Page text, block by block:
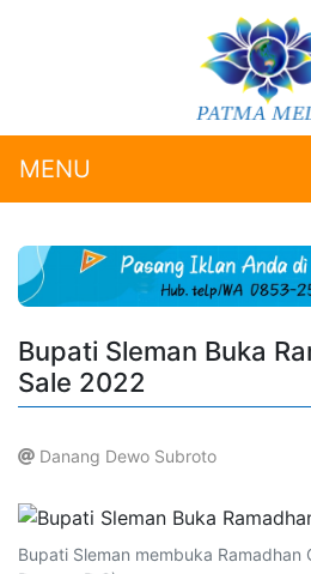
MENU
Bupati Sleman Buka
Sale 2022
Danang Dewo Subroto
Bupati Sleman membuka Ramadhan